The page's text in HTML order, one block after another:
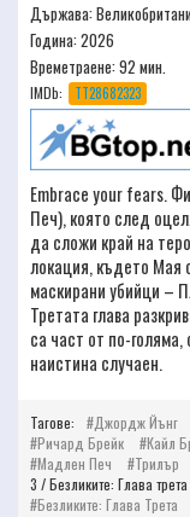
Държава:
Година: 2026
Времетраене:92 мин.
IMDb: TT28682323
Embrace your fears.
Печ), която след
да сложи край на
локация, където Мая
маскирани убийци –
Третата глава
са част от по-голяма,
наистина случаен.
Тагове: Джордж Йънг
Ричард Брейк
Кайл
Мадлен Печ
Трилър
3 / Безликите: Глава
Безликите: Глава Трета